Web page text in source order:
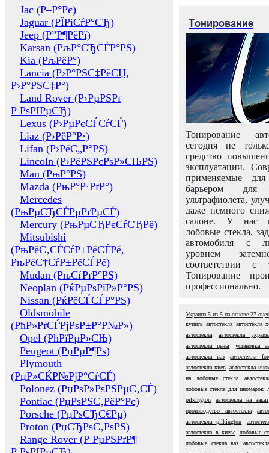
Jac (Р–Р°Рє)
Jaguar (РЇРіСѓР°СЂ)
Jeep (Р”Р¶РёРї)
Karsan (РљР°СЂСЃР°РЅ)
Kia (РљРёР°)
Lancia (Р›Р°РЅС‡РёСЏ,
Р›Р°РЅС‡Р°)
Land Rover (Р›РµРЅРґ
Р РѕРІРµСЂ)
Lexus (Р›РµРєСЃСѓСЃ)
Liaz (Р›РёР°Р·)
Lifan (Р›РёС„Р°РЅ)
Lincoln (Р›РёРЅРєРѕР»СЊРЅ)
Man (РњР°РЅ)
Mazda (РњР°Р·РґР°)
Mercedes
(РњРµСЂСЃРµРґРµСЃ)
Mercury (РњРµСЂРєСѓСЂРё)
Mitsubishi
(РњРёС‚СЃСѓР±РёСЃРё,
РњРёС†СѓР±РёСЃРё)
Mudan (РњСѓРґР°РЅ)
Neoplan (РќРµРѕРїР»Р°РЅ)
Nissan (РќРёСЃСЃР°РЅ)
Oldsmobile
(РћР»РґСЃРјРѕР±Р°Р№Р»)
Opel (РћРїРµР»СЊ)
Peugeot (РџРµР¶Рѕ)
Plymouth
(РџР»СЌР№РјР°СѓСЃ)
Polonez (РџРѕР»РѕРЅРµС‚СЃ)
Pontiac (РџРѕРЅС‚РёР°Рє)
Porsche (РџРѕСЂС€Рµ)
Proton (РџСЂРѕС‚РѕРЅ)
Range Rover (Р РµРЅРґР¶
Тонирование
Тонирование
сегодня не
средство
эксплуатации.
применяемые
барьером для
ультрафиолета,
даже немного
салоне. У нас
лобовые стекла,
автомобиля с
уровнем
соответствии с
Тонирование
профессионально.
Украина 5 из 5 на основе 27
купить автостекла автостекла
автостекла
автостекла
автостекла цены
установка
автостекла ваз
автостекла
автостекла киев автостекла
на лобовые стекла
лобовые стекла для иномарок
pilkington
автостекла на заказ
производство автостекла
автостекла pilkington
автостекла в киеве
лобовые
лобовые стекла ваз